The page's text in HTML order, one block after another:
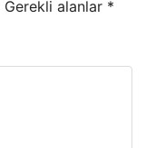
Gerekli alanlar *